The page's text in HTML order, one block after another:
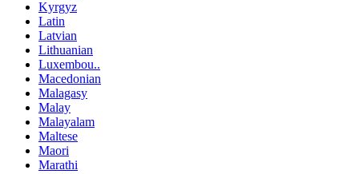
Kyrgyz
Latin
Latvian
Lithuanian
Luxembou..
Macedonian
Malagasy
Malay
Malayalam
Maltese
Maori
Marathi